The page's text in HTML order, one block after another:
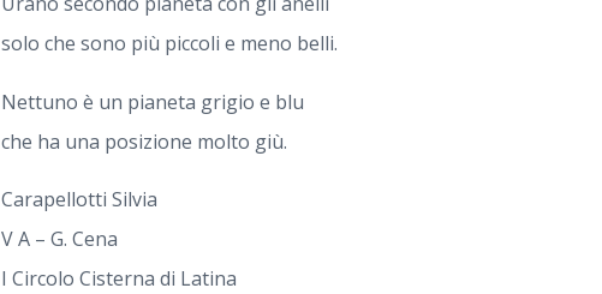
solo che sono più piccoli e meno belli.
Nettuno è un pianeta grigio e blu
che ha una posizione molto giù.
Carapellotti Silvia
V A – G. Cena
I Circolo Cisterna di Latina